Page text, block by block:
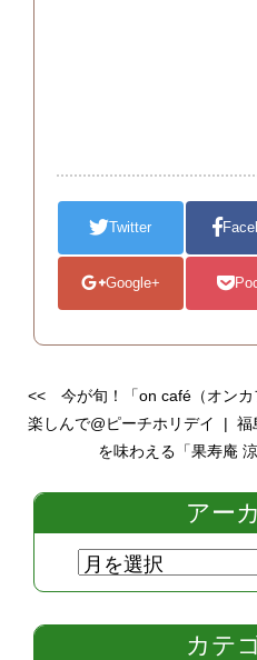
カテ
アー
Twitter
Google+
<< 今が旬！「on café（オン
楽しんで@ピーチホリデイ
| 福
を味わえる「果寿庵